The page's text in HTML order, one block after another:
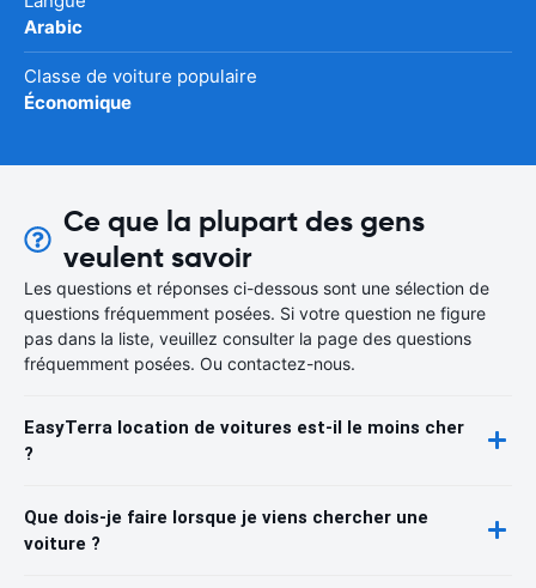
Arabic
Classe de voiture populaire
Économique
Ce que la plupart des gens
veulent savoir
Les questions et réponses ci-dessous sont une sélection de
questions fréquemment posées. Si votre question ne figure
pas dans la liste, veuillez consulter la page des questions
fréquemment posées. Ou contactez-nous.
EasyTerra location de voitures est-il le moins cher
?
Que dois-je faire lorsque je viens chercher une
voiture ?